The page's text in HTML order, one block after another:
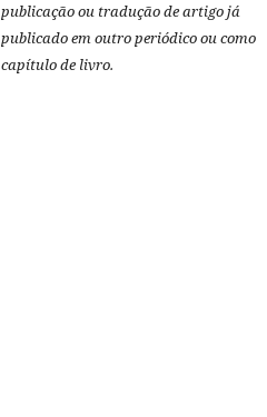
publicação ou tradução de artigo já
publicado em outro periódico ou como
capítulo de livro.